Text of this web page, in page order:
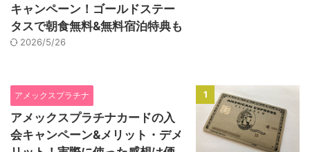
キャンペーン！ゴールドステー
タスで朝食無料&無料宿泊特典も
2026/5/26
1
アメックスプラチナ
アメックスプラチナカードの入
会キャンペーン&メリット・デメ